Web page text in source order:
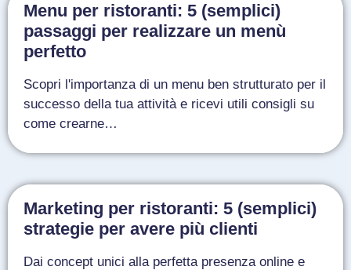
Menu per ristoranti: 5 (semplici)
passaggi per realizzare un menù
perfetto
Scopri l'importanza di un menu ben strutturato per il
successo della tua attività e ricevi utili consigli su
come crearne…
Marketing per ristoranti: 5 (semplici)
strategie per avere più clienti
Dai concept unici alla perfetta presenza online e